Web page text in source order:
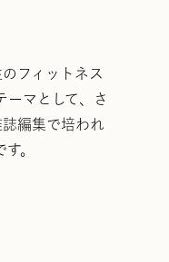
フィットネス
ーマとして、さ
編集で培われ
。